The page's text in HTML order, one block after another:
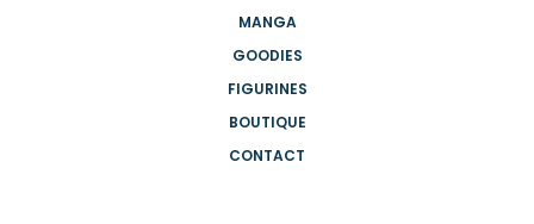
MANGA
GOODIES
FIGURINES
BOUTIQUE
CONTACT